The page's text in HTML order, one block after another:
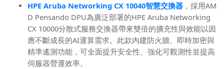
HPE Aruba Networking CX 10040智慧交換器 ，採用AM
D Pensando DPU為廣泛部署的HPE Aruba Networking
CX 10000分散式服務交換器帶來雙倍的擴充性與效能以因
應不斷成長的AI運算需求。此款內建防火牆、即時加密與
精準遙測功能，可全面提升安全性、強化可觀測性並提高
伺服器營運效率。